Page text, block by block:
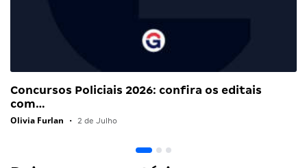
Concursos Policiais 2026: confira os editais
com…
Olivia Furlan • 2 de Julho